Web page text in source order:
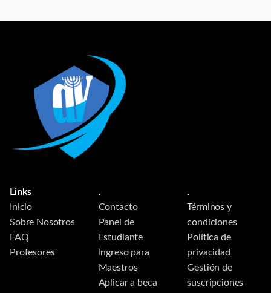
Links
Inicio
Sobre Nosotros
FAQ
Profesores
.
Contacto
Panel de
Estudiante
Ingreso para
Maestros
Aplicar a beca
.
Términos y
condiciones
Política de
privacidad
Gestión de
suscripciones